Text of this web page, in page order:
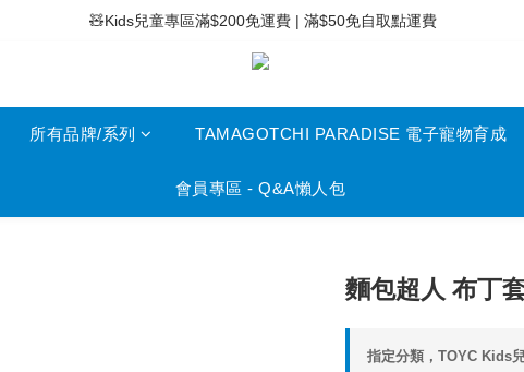
⚡滿$400免運費 | 滿$200免Easy Trade自取點運費
🧸Kids兒童專區滿$200免運費 | 滿$50免自取點運費
⚡滿$400免運費 | 滿$200免Easy Trade自取點運費
所有品牌/系列 TAMAGOTCHI PARADISE 電子寵物育成
會員專區 - Q&A懶人包
麵包超人 布丁
指定分類，TOYC Kids